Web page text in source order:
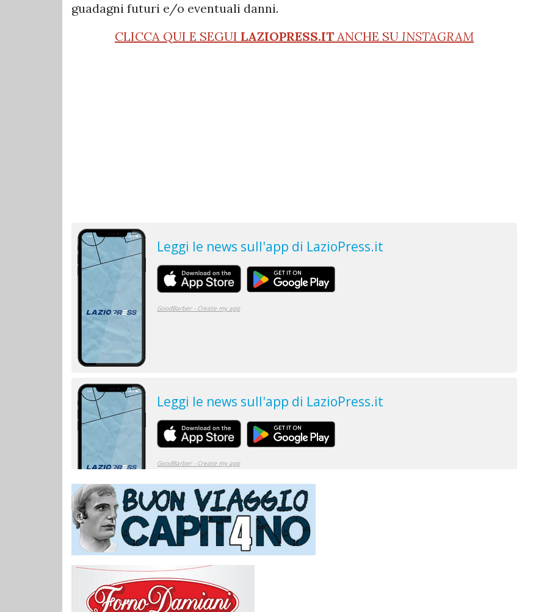
guadagni futuri e/o eventuali danni.
CLICCA QUI E SEGUI LAZIOPRESS.IT ANCHE SU INSTAGRAM